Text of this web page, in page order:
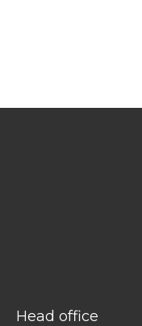
Head office